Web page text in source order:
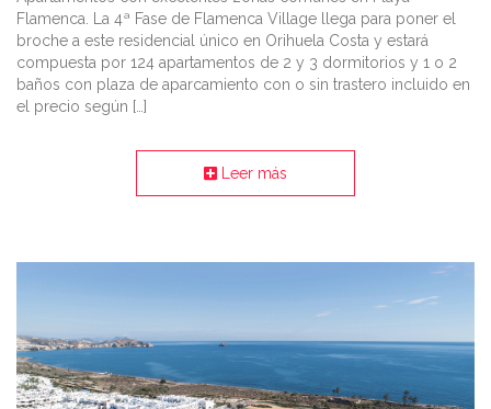
Flamenca. La 4ª Fase de Flamenca Village llega para poner el
broche a este residencial único en Orihuela Costa y estará
compuesta por 124 apartamentos de 2 y 3 dormitorios y 1 o 2
baños con plaza de aparcamiento con o sin trastero incluido en
el precio según […]
Leer más